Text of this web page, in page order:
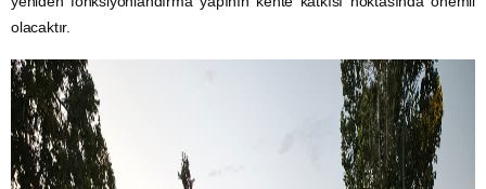
olacaktır.